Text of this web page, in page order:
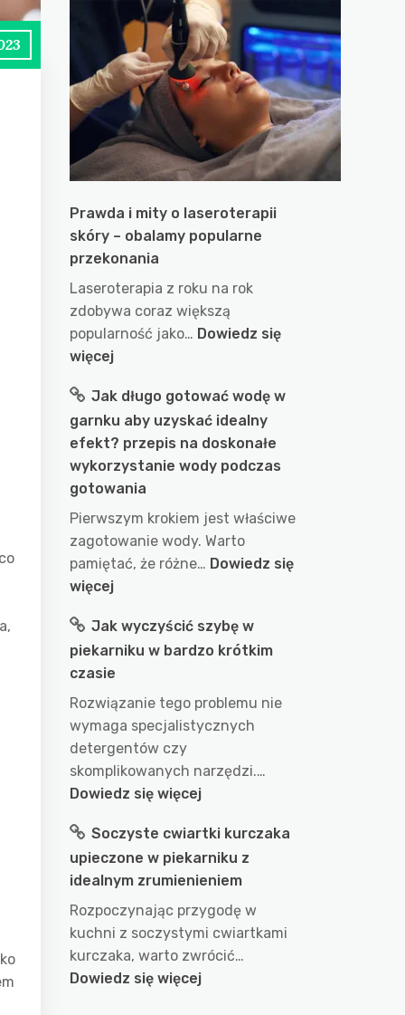
polskich
sklepów
–
które
warto
włączyć
do
jadłospisu?
Prawda i mity o laseroterapii
skóry – obalamy popularne
przekonania
Laseroterapia z roku na rok
zdobywa coraz większą
popularność jako… Dowiedz się
więcej:
i
mity
o
laseroterapii
skóry
–
obalamy
popularne
przekonania
Jak długo gotować wodę w
garnku aby uzyskać idealny
efekt? przepis na doskonałe
wykorzystanie wody podczas
gotowania
Pierwszym krokiem jest właściwe
zagotowanie wody. Warto
pamiętać, że różne… Dowiedz się
więcej:
długo
gotować
wodę
w
garnku
aby
uzyskać
idealny
przepis
na
doskonałe
wykorzystanie
wody
podczas
gotowania
Jak wyczyścić szybę w
piekarniku w bardzo krótkim
czasie
Rozwiązanie tego problemu nie
wymaga specjalistycznych
detergentów czy
skomplikowanych narzędzi.…
Dowiedz się więcej:
wyczyścić
szybę
w
piekarniku
w
bardzo
krótkim
Soczyste cwiartki kurczaka
upieczone w piekarniku z
idealnym zrumienieniem
Rozpoczynając przygodę w
kuchni z soczystymi cwiartkami
kurczaka, warto zwrócić…
Dowiedz się więcej: